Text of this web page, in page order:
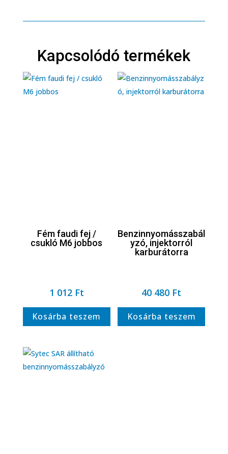
Kapcsolódó termékek
Fém faudi fej /
csukló M6 jobbos
1 012 Ft
Kosárba teszem
Benzinnyomásszabál
yzó, injektorról
karburátorra
40 480 Ft
Kosárba teszem